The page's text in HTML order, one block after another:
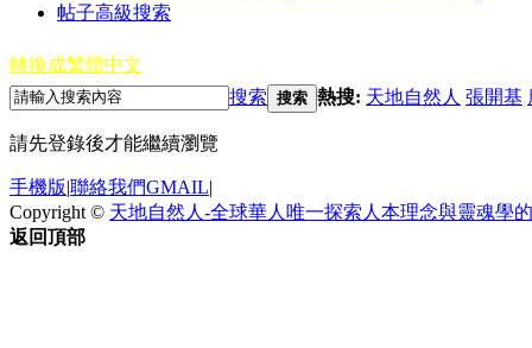
帖子高級搜索
轉換成繁體中文
搜索 搜索 熱搜: 天地自然人 張開基
請先登錄後才能繼續瀏覽
手機版|聯絡我們GMAIL|
Copyright © 天地自然人-全球華人唯一探索人本理念與靈魂學
返回頂部